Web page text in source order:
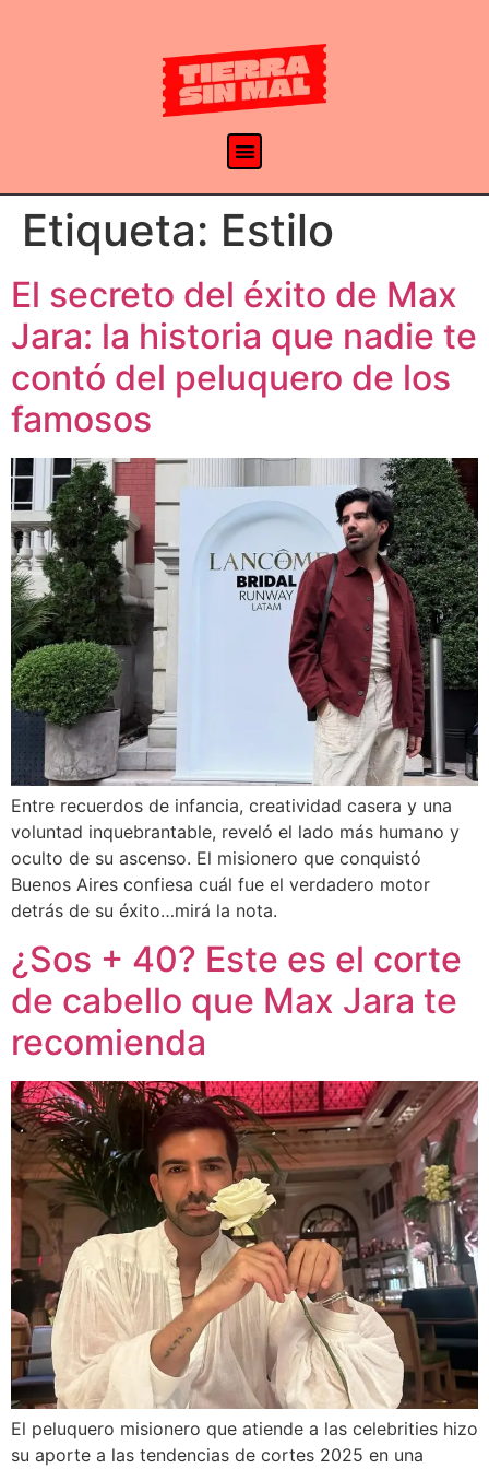
Etiqueta: Estilo
El secreto del éxito de Max
Jara: la historia que nadie te
contó del peluquero de los
famosos
Entre recuerdos de infancia, creatividad casera y una
voluntad inquebrantable, reveló el lado más humano y
oculto de su ascenso. El misionero que conquistó
Buenos Aires confiesa cuál fue el verdadero motor
detrás de su éxito…mirá la nota.
¿Sos + 40? Este es el corte
de cabello que Max Jara te
recomienda
El peluquero misionero que atiende a las celebrities hizo
su aporte a las tendencias de cortes 2025 en una